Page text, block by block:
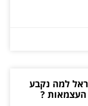
למה נקבע
העצמאות ?